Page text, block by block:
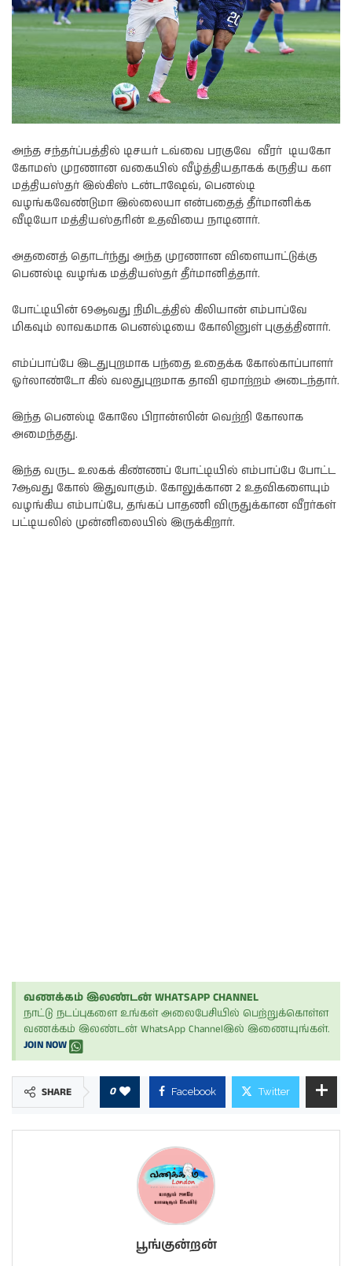
அந்த சந்தர்ப்பத்தில் டிசயர் டவ்வை பரகுவே வீரர் டியகோ
கோமஸ் முரணான வகையில் வீழ்த்தியதாகக் கருதிய கள
மத்தியஸ்தர் இல்கிஸ் டன்டாஷேவ், பெனல்டி
வழங்கவேண்டுமா இல்லையா என்பதைத் தீர்மானிக்க
வீடியோ மத்தியஸ்தரின் உதவியை நாடினார்.
அதனைத் தொடர்ந்து அந்த முரணான விளையாட்டுக்கு
பெனல்டி வழங்க மத்தியஸ்தர் தீர்மானித்தார்.
போட்டியின் 69ஆவது நிமிடத்தில் கிலியான் எம்பாப்வே
மிகவும் லாவகமாக பெனல்டியை கோலினுள் புகுத்தினார்.
எம்ப்பாப்பே இடதுபுறமாக பந்தை உதைக்க கோல்காப்பாளர்
ஓர்லாண்டோ கில் வலதுபுறமாக தாவி ஏமாற்றம் அடைந்தார்.
இந்த பெனல்டி கோலே பிரான்ஸின் வெற்றி கோலாக
அமைந்தது.
இந்த வருட உலகக் கிண்ணப் போட்டியில் எம்பாப்பே போட்ட
7ஆவது கோல் இதுவாகும். கோலுக்கான 2 உதவிகளையும்
வழங்கிய எம்பாப்பே, தங்கப் பாதணி விருதுக்கான வீரர்கள்
பட்டியலில் முன்னிலையில் இருக்கிறார்.
வணக்கம் இலண்டன் WHATSAPP CHANNEL
நாட்டு நடப்புகளை உங்கள் அலைபேசியில் பெற்றுக்கொள்ள
வணக்கம் இலண்டன் WhatsApp Channelஇல் இணையுங்கள்.
JOIN NOW
SHARE 0 Facebook Twitter
பூங்குன்றன்